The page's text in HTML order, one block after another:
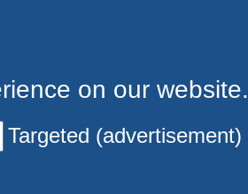
on our website.
Targeted (advertisement)